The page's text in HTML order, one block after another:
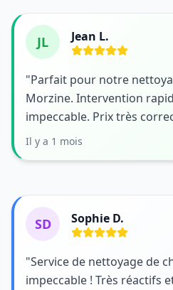
JL Jean L.
"Parfait pour notre
Morzine. Intervention
impeccable. Prix très
Il y a 1 mois
SD Sophie D.
"Service de nettoyage de
impeccable ! Très réactifs